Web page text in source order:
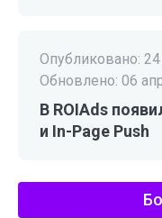
Опубликовано:
Обновлено: 06
В ROIAds
и In-Page Push